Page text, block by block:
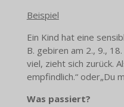
Beispiel
Ein Kind hat eine
B. gebiren am 2., 9.,
viel, zieht sich zurück.
empfindlich.“ oder„Du
Was passiert?